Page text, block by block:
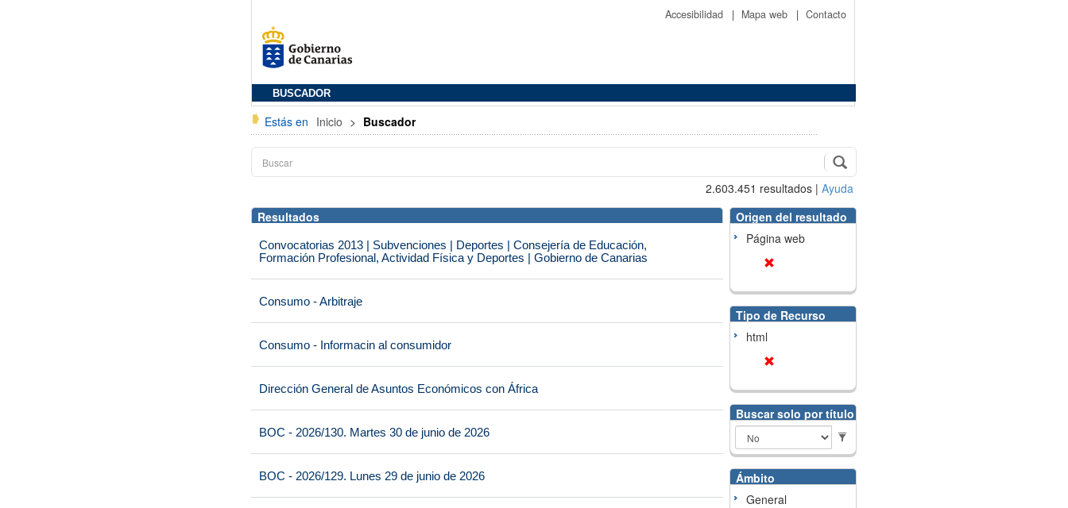
Accesibilidad | Mapa web | Contacto
BUSCADOR
Estás en Inicio > Buscador
2.603.451 resultados | Ayuda
Resultados
Convocatorias 2013 | Subvenciones | Deportes | Consejería de Educación,
Formación Profesional, Actividad Física y Deportes | Gobierno de Canarias
Consumo - Arbitraje
Consumo - Informacin al consumidor
Dirección General de Asuntos Económicos con África
BOC - 2026/130. Martes 30 de junio de 2026
BOC - 2026/129. Lunes 29 de junio de 2026
Origen del resultado
Página web
Tipo de Recurso
html
Buscar solo por título
Ámbito
General